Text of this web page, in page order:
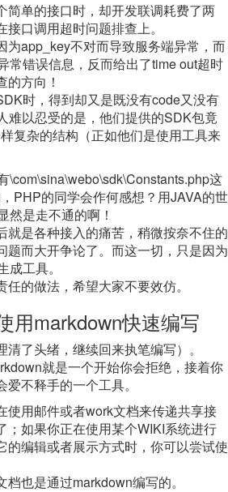
简单的接口时，却开发联调耗费了两
口调用超时问题排查上。
为app_key不对而导致服务端异常，而
常错误信息，反而给出了time out超时
方向！
时，得到却又是既没有code又没有
难以忍受的是，他们提供的SDK包竟
复杂的结构（正如他们是使用工具来
\com\sina\webo\sdk\Constants.php这
PHP的同学会作何感想？用JAVA的世
然是走不通的啊！
就是各种接入的痛苦，稍微按奈不住的
题而大开争论了。而这一切，只是因为
工具。
的做法，希望大家不要效仿。
用markdown快速编写
清了头绪，继续回来执笔编写）。
就是一个开始你会拒绝，接着你
不释手的一个工具。
使用邮件或者work文档来传递共享接
；如果你正在使用某个WIKI系统进行
的编辑或者展示方式时，你可以尝试使
也是通过markdown编写的。